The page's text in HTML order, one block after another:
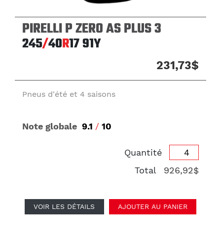
PIRELLI P ZERO AS PLUS 3
245/40R1791Y
231,73$
Pneus d'été et 4 saisons
Note globale 9.1 / 10
Quantité
Total
926,92$
VOIR LES DÉTAILS AJOUTER AU PANIER